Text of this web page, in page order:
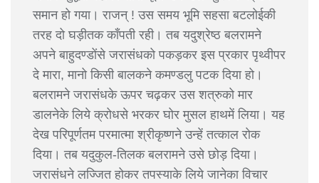
समान हो गया। राजन् ! उस समय भूमि सहसा बटलोईकी
तरह दो घड़ीतक काँपती रही। तब यदुश्रेष्ठ बलरामने
अपने बाहुदण्डोंसे जरासंधको पकड़कर इस प्रकार पृथ्वीपर
दे मारा, मानो किसी बालकने कमण्डलु पटक दिया हो।
बलरामने जरासंधके ऊपर चढ़कर उस शत्रुको मार
डालनेके लिये क्रोधसे भरकर घोर मुसल हाथमें लिया। यह
देख परिपूर्णतम परमात्मा श्रीकृष्णने उन्हें तत्काल रोक
दिया। तब यदुकुल-तिलक बलरामने उसे छोड़ दिया।
जरासंधने लज्जित होकर तपस्याके लिये जानेका विचार